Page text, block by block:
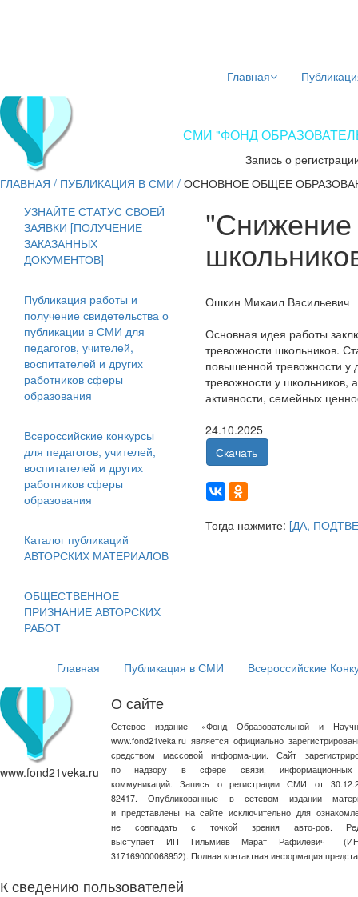
Главная
СМИ "ФОНД
Запись о
ГЛАВНАЯ / ПУБЛИКАЦИЯ В СМИ / ОСНОВНОЕ ОБЩЕЕ
УЗНАЙТЕ СТАТУС СВОЕЙ
ЗАЯВКИ [ПОЛУЧЕНИЕ
ЗАКАЗАННЫХ
ДОКУМЕНТОВ]
Публикация работы и
получение свидетельства о
публикации в СМИ для
педагогов, учителей,
воспитателей и других
работников сферы
образования
Всероссийские конкурсы
для педагогов, учителей,
воспитателей и других
работников сферы
образования
Каталог публикаций
АВТОРСКИХ МАТЕРИАЛОВ
ОБЩЕСТВЕННОЕ
ПРИЗНАНИЕ АВТОРСКИХ
РАБОТ
"Снижение
Ошкин Михаил Васильевич
Основная идея работы
тревожности школьников.
повышенной тревожности у
тревожности у школьников,
активности, семейных
24.10.2025
Скачать
Тогда нажмите: [ДА,
Главная Публикация в СМИ Всероссийские
www.fond21veka.ru
О сайте
Сетевое издание «Фонд Образовательной и
www.fond21veka.ru является официально
средством массовой информа-ции. Сайт
по надзору в сфере связи, информационных
коммуникаций. Запись о регистрации СМИ от
82417. Опубликованные в сетевом издании
и представлены на сайте исключительно для
не совпадать с точкой зрения авто-ров.
выступает ИП Гильмиев Марат Рафилевич
317169000068952). Полная контактная информация
К сведению пользователей